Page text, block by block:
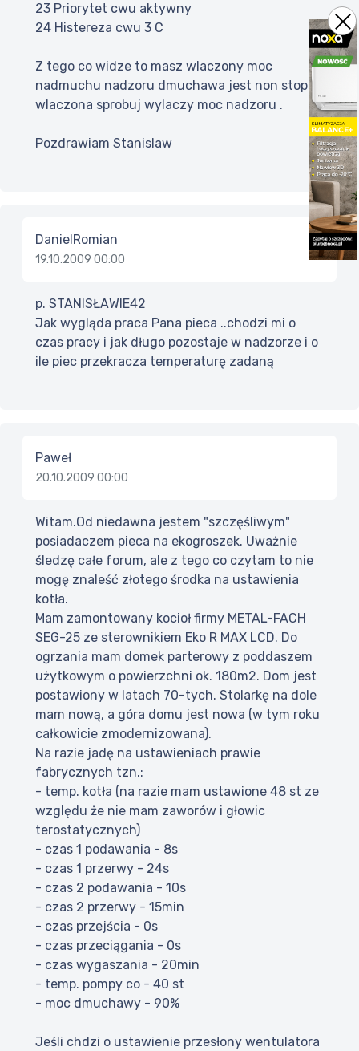
23 Priorytet cwu aktywny
24 Histereza cwu 3 C
Z tego co widze to masz wlaczony moc
nadmuchu nadzoru dmuchawa jest non stop
wlaczona sprobuj wylaczy moc nadzoru .
Pozdrawiam Stanislaw
DanielRomian
19.10.2009 00:00
p. STANISŁAWIE42
Jak wygląda praca Pana pieca ..chodzi mi o
czas pracy i jak długo pozostaje w nadzorze i o
ile piec przekracza temperaturę zadaną
Paweł
20.10.2009 00:00
Witam.Od niedawna jestem "szczęśliwym"
posiadaczem pieca na ekogroszek. Uważnie
śledzę całe forum, ale z tego co czytam to nie
mogę znaleść złotego środka na ustawienia
kotła.
Mam zamontowany kocioł firmy METAL-FACH
SEG-25 ze sterownikiem Eko R MAX LCD. Do
ogrzania mam domek parterowy z poddaszem
użytkowym o powierzchni ok. 180m2. Dom jest
postawiony w latach 70-tych. Stolarkę na dole
mam nową, a góra domu jest nowa (w tym roku
całkowicie zmodernizowana).
Na razie jadę na ustawieniach prawie
fabrycznych tzn.:
- temp. kotła (na razie mam ustawione 48 st ze
względu że nie mam zaworów i głowic
terostatycznych)
- czas 1 podawania - 8s
- czas 1 przerwy - 24s
- czas 2 podawania - 10s
- czas 2 przerwy - 15min
- czas przejścia - 0s
- czas przeciągania - 0s
- czas wygaszania - 20min
- temp. pompy co - 40 st
- moc dmuchawy - 90%
Jeśli chdzi o ustawienie przesłony wentulatora